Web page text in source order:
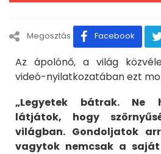
Megosztás Facebook
Az ápolónő, a világ
videó-nyilatkozatában ezt
„Legyetek bátrak. Ne
látjátok, hogy
világban. Gondoljatok
vagytok nemcsak a